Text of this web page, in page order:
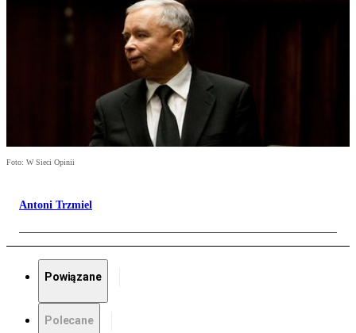
Foto: W Sieci Opinii
Antoni Trzmiel
Powiązane
Polecane